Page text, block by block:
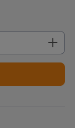
Wert ein